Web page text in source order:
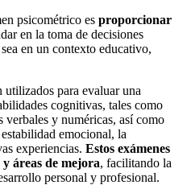
psicométrico es proporcionar
en la toma de decisiones
en un contexto educativo,
utilizados para evaluar una
cognitivas, tales como
y numéricas, así como
emocional, la
experiencias. Estos exámenes
áreas de mejora, facilitando la
personal y profesional.